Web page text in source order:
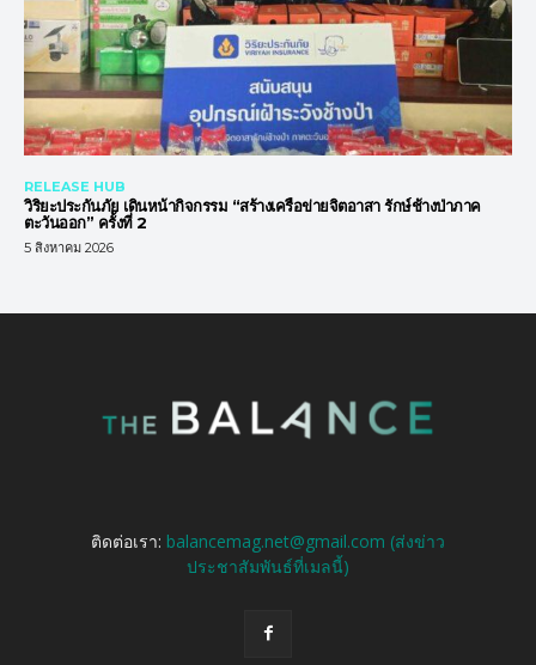
RELEASE HUB
วิริยะประกันภัย เดินหน้ากิจกรรม “สร้างเครือข่ายจิตอาสา รักษ์ช้างป่าภาค
ตะวันออก” ครั้งที่ 2
5 สิงหาคม 2026
ติดต่อเรา: balancemag.net@gmail.com (ส่งข่าว
ประชาสัมพันธ์ที่เมลนี้)